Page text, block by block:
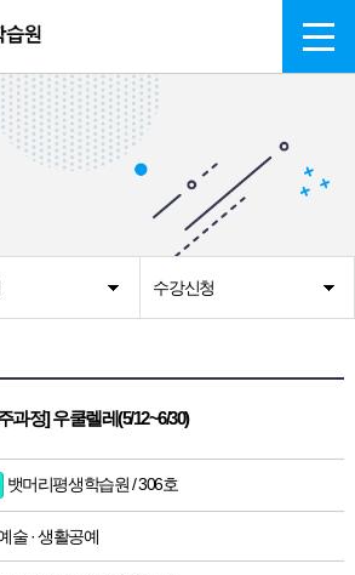
수강신청
과정] 우쿨렐레(5/12~6/30)
뱃머리평생학습원 / 306호
술 · 생활공예